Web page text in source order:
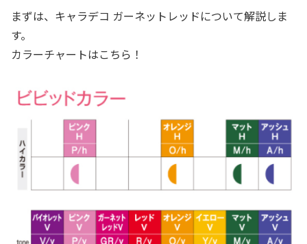
まずは、キャラデコ ガーネットレッドについて解説しま
す。
カラーチャートはこちら！